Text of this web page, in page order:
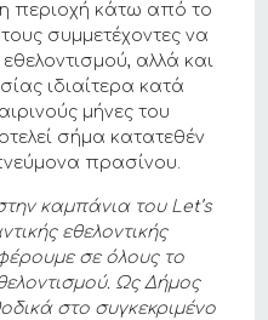
περιοχή κάτω από το
συμμετέχοντες να
αλλά και
ιδιαίτερα κατά
μήνες του
σήμα κατατεθέν
πρασίνου.
καμπάνια του Let’s
εθελοντικής
σε όλους το
Ως Δήμος
στο συγκεκριμένο